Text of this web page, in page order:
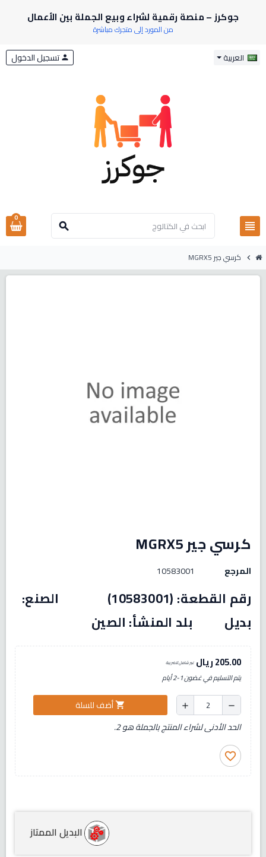
جوكرز – منصة رقمية لشراء وبيع الجملة بين الأعمال
من المورد إلى متجرك مباشرة
العربية
view_headline
search
person تسجيل الدخول
0
chevron_right كرسي جير MGRX5
كرسي جير MGRX5
المرجع 10583001
رقم القطعة: (10583001) الصنع:
بديل بلد المنشأ: الصين
205.00 ريال غير شامل للضريبة
يتم التسليم في غضون 1-2 أيام
remove
add
shopping_cartأضف للسلة
الحد الأدنى لشراء المنتج بالجملة هو 2.
favorite_border
البديل الممتاز